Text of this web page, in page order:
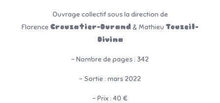
Ouvrage collectif sous la direction de
Florence Crouzatier-Durand& Mathieu Touzeil-
Divina
– Nombre de pages : 342
– Sortie : mars 2022
– Prix : 40 €